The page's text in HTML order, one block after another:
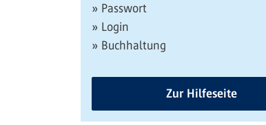
» Passwort
» Login
» Buchhaltung
Zur Hilfeseite